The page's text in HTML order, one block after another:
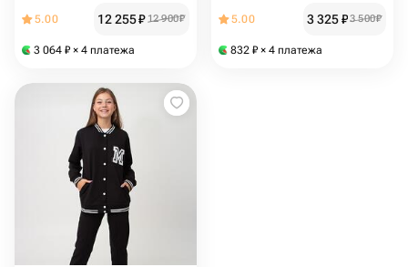
5.00 12 255₽ 12 900₽
3 064 ₽ × 4 платежа
5.00 3 325₽3 500₽
832 ₽ × 4 платежа